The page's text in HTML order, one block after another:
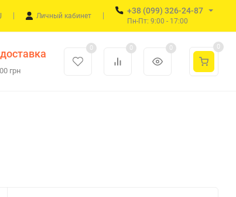
Личный кабинет
+38 (099) 326-24-87
Пн-Пт: 9:00 - 17:00
грн
0 0 0 0